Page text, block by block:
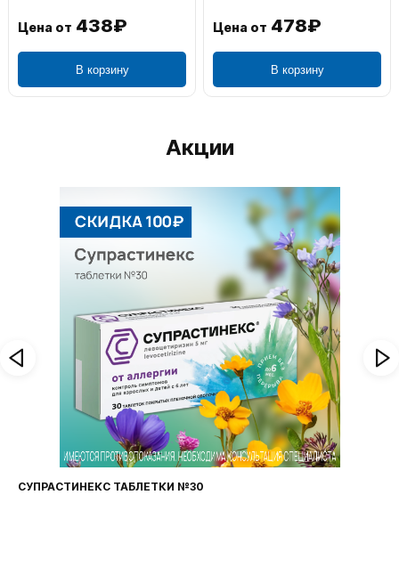
Цена от 438₽
В корзину
Цена от 478₽
В корзину
Акции
СУПРАСТИНЕКС ТАБЛЕТКИ №30